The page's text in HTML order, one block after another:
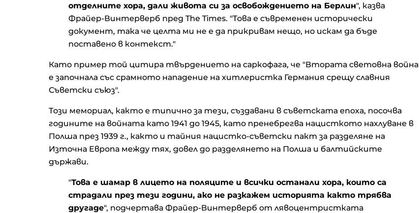
отделните хора, дали живота си за освобождението на Берлин", казва
Фрайер-Винтерверб пред The ​​Times. "Това е съвременен исторически
документ, така че целта ми не е да прикривам нещо, но искам да бъде
поставено в контекст."
Като пример той цитира твърдението на саркофага, че "Втората световна война
е започнала със срамното нападение на хитлеристка Германия срещу славния
Съветски съюз".
Този мемориал, както е типично за тези, създавани в съветската епоха, посочва
годините на войната като 1941 до 1945, като пренебрегва нацисткото нахлуване в
Полша през 1939 г., както и тайния нацистко-съветски пакт за разделяне на
Източна Европа между тях, довел до разделянето на Полша и балтийските
държави.
"Това е шамар в лицето на поляците и всички останали хора, които са
страдали през тези години, ако не разкажем историята както трябва
другаде", подчертава Фрайер-Винтерверб от лявоцентристката
водите на Дунав до ядрените си
реактори
18 хил. души вече са посетили
изложбата на творби от
Салвадор Дали в Перник
птицевъдния комплекс в
Бургаско